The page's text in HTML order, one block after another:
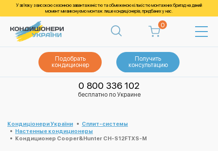
У зв’язку з високою сезонною завантаженістю та обмеженою кількістю монтажних бригад на даний
момент ми виконуємо монтаж лише кондиціонерів, придбаних у нас.
0
Подобрать
кондиционер
Получить
консультацию
0 800 336 102
бесплатно по Украине
Кондиціонери України
Cплит-системы
Настенные кондиционеры
Кондиционер Cooper&Hunter CH-S12FTXS-M